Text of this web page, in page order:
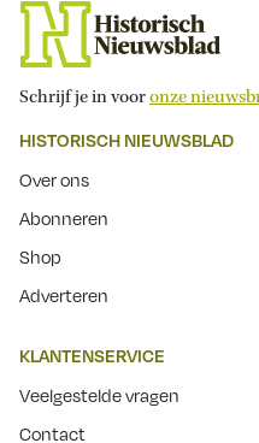
Schrijf je in vooronze
HISTORISCH NIEUWSBLAD
Over ons
Abonneren
Shop
Adverteren
KLANTENSERVICE
Veelgestelde vragen
Contact